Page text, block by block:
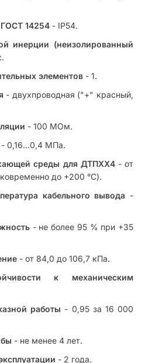
14254 - IP54.
инерции (неизолированный
элементов - 1.
- двухпроводная ("+" красный,
- 100 МОм.
- 0,16…0,4 МПа.
среды для ДТПХХ4- от
до +200 °С).
кабельного вывода -
- не более 95 % при +35
- от 84,0 до 106,7 кПа.
к механическим
работы - 0,95 за 16 000
- не менее 4 лет.
- 2 года.